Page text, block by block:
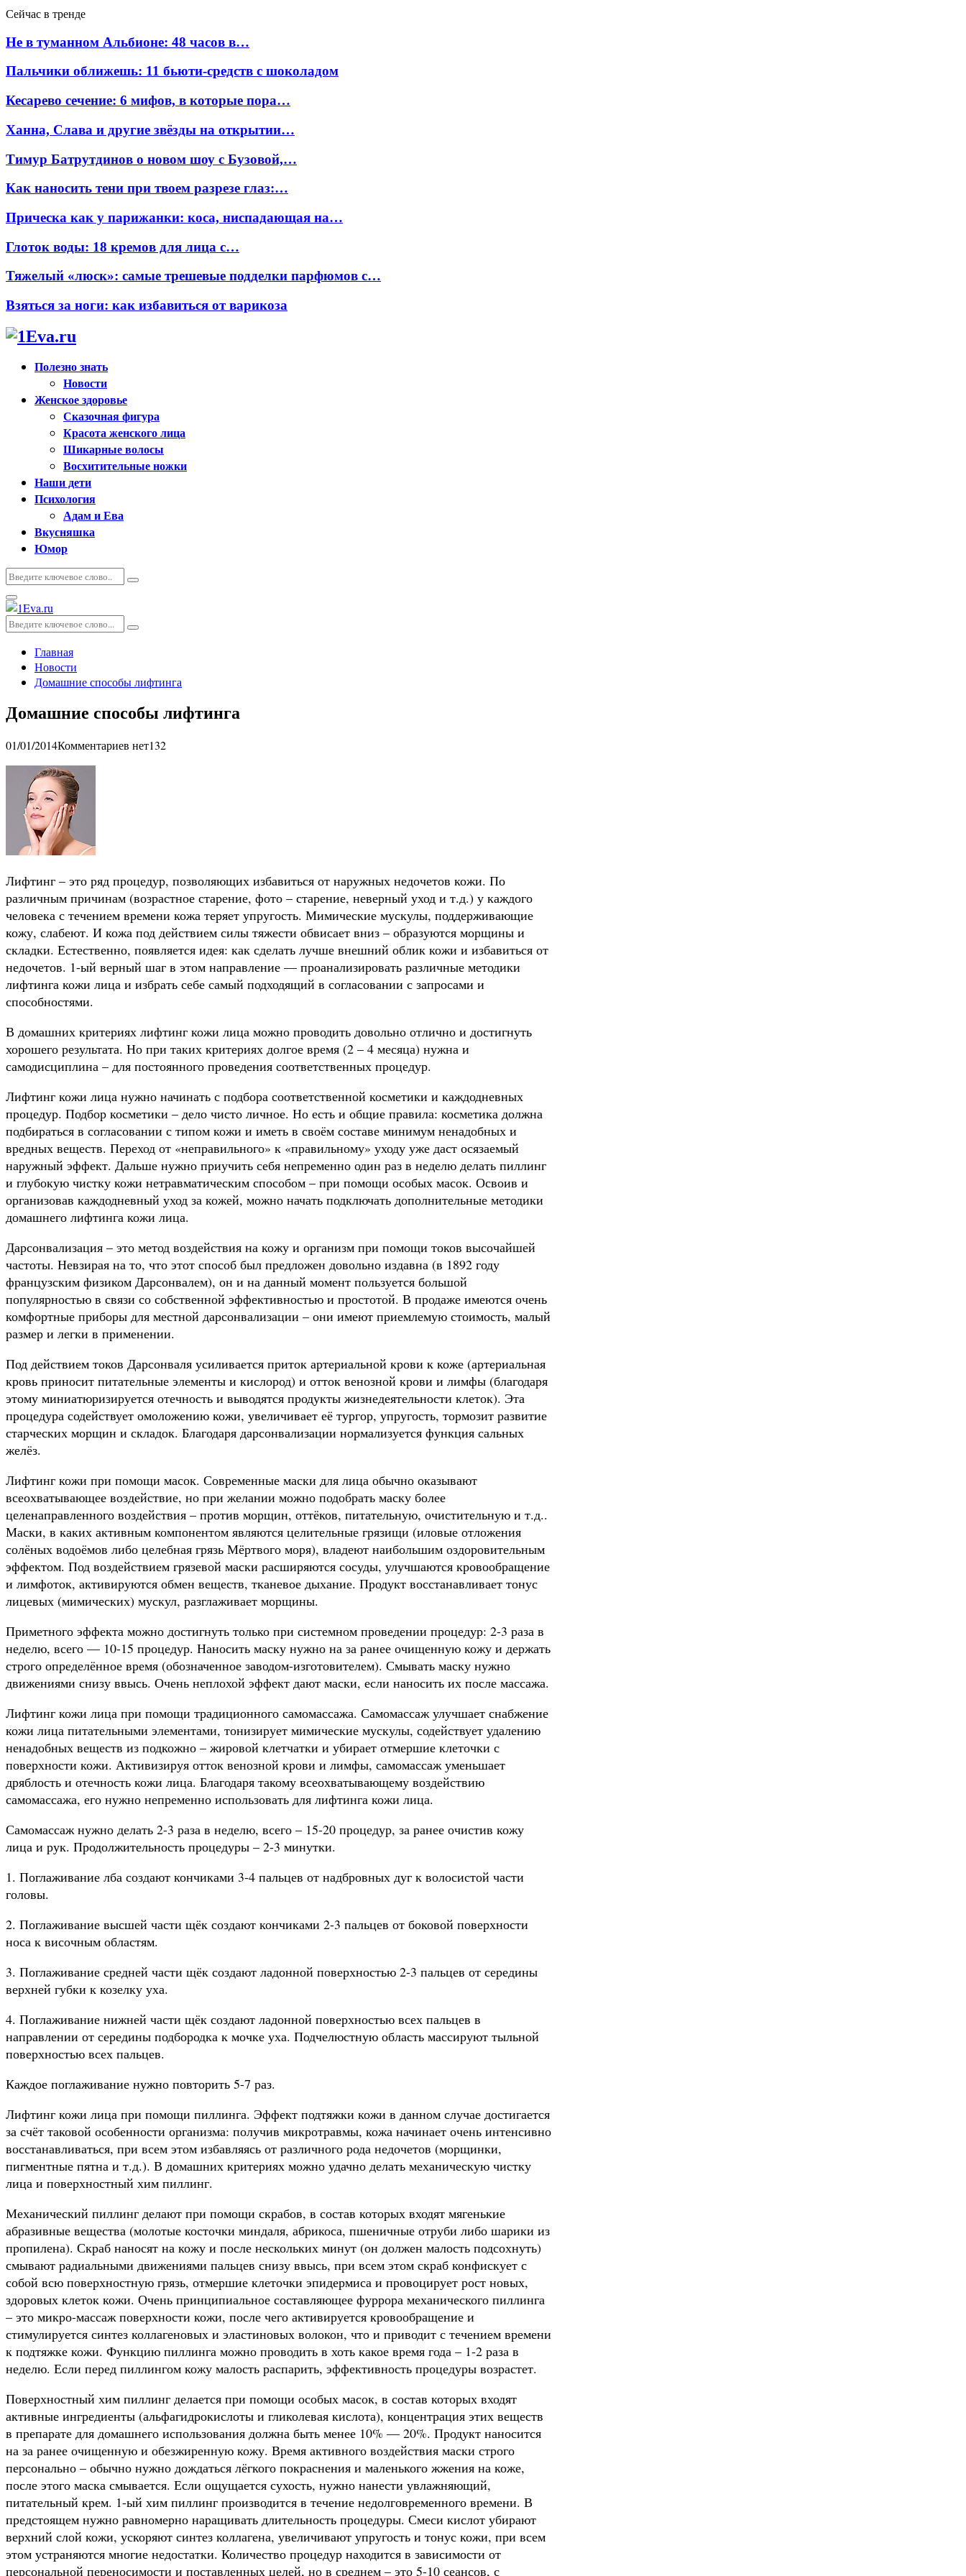
Сейчас в тренде
Не в туманном Альбионе: 48 часов в…
Пальчики оближешь: 11 бьюти-средств с шоколадом
Кесарево сечение: 6 мифов, в которые пора…
Ханна, Слава и другие звёзды на открытии…
Тимур Батрутдинов о новом шоу с Бузовой,…
Как наносить тени при твоем разрезе глаз:…
Прическа как у парижанки: коса, ниспадающая на…
Глоток воды: 18 кремов для лица с…
Тяжелый «люск»: самые трешевые подделки парфюмов с…
Взяться за ноги: как избавиться от варикоза
Полезно знать
Новости
Женское здоровье
Сказочная фигура
Красота женского лица
Шикарные волосы
Восхитительные ножки
Наши дети
Психология
Адам и Ева
Вкусняшка
Юмор
Искать:
Поиск
Основное
меню
Искать:
Поиск
Главная
Новости
Домашние способы лифтинга
Домашние способы лифтинга
01/01/2014Комментариев нет132
Лифтинг – это ряд процедур, позволяющих избавиться от наружных недочетов кожи. По
различным причинам (возрастное старение, фото – старение, неверный уход и т.д.) у каждого
человека с течением времени кожа теряет упругость. Мимические мускулы, поддерживающие
кожу, слабеют. И кожа под действием силы тяжести обвисает вниз – образуются морщины и
складки. Естественно, появляется идея: как сделать лучше внешний облик кожи и избавиться от
недочетов. 1-ый верный шаг в этом направление — проанализировать различные методики
лифтинга кожи лица и избрать себе самый подходящий в согласовании с запросами и
способностями.
В домашних критериях лифтинг кожи лица можно проводить довольно отлично и достигнуть
хорошего результата. Но при таких критериях долгое время (2 – 4 месяца) нужна и
самодисциплина – для постоянного проведения соответственных процедур.
Лифтинг кожи лица нужно начинать с подбора соответственной косметики и каждодневных
процедур. Подбор косметики – дело чисто личное. Но есть и общие правила: косметика должна
подбираться в согласовании с типом кожи и иметь в своём составе минимум ненадобных и
вредных веществ. Переход от «неправильного» к «правильному» уходу уже даст осязаемый
наружный эффект. Дальше нужно приучить себя непременно один раз в неделю делать пиллинг
и глубокую чистку кожи нетравматическим способом – при помощи особых масок. Освоив и
организовав каждодневный уход за кожей, можно начать подключать дополнительные методики
домашнего лифтинга кожи лица.
Дарсонвализация – это метод воздействия на кожу и организм при помощи токов высочайшей
частоты. Невзирая на то, что этот способ был предложен довольно издавна (в 1892 году
французским физиком Дарсонвалем), он и на данный момент пользуется большой
популярностью в связи со собственной эффективностью и простотой. В продаже имеются очень
комфортные приборы для местной дарсонвализации – они имеют приемлемую стоимость, малый
размер и легки в применении.
Под действием токов Дарсонваля усиливается приток артериальной крови к коже (артериальная
кровь приносит питательные элементы и кислород) и отток венозной крови и лимфы (благодаря
этому миниатюризируется отечность и выводятся продукты жизнедеятельности клеток). Эта
процедура содействует омоложению кожи, увеличивает её тургор, упругость, тормозит развитие
старческих морщин и складок. Благодаря дарсонвализации нормализуется функция сальных
желёз.
Лифтинг кожи при помощи масок. Современные маски для лица обычно оказывают
всеохватывающее воздействие, но при желании можно подобрать маску более
целенаправленного воздействия – против морщин, оттёков, питательную, очистительную и т.д..
Маски, в каких активным компонентом являются целительные грязищи (иловые отложения
солёных водоёмов либо целебная грязь Мёртвого моря), владеют наибольшим оздоровительным
эффектом. Под воздействием грязевой маски расширяются сосуды, улучшаются кровообращение
и лимфоток, активируются обмен веществ, тканевое дыхание. Продукт восстанавливает тонус
лицевых (мимических) мускул, разглаживает морщины.
Приметного эффекта можно достигнуть только при системном проведении процедур: 2-3 раза в
неделю, всего — 10-15 процедур. Наносить маску нужно на за ранее очищенную кожу и держать
строго определённое время (обозначенное заводом-изготовителем). Смывать маску нужно
движениями снизу ввысь. Очень неплохой эффект дают маски, если наносить их после массажа.
Лифтинг кожи лица при помощи традиционного самомассажа. Самомассаж улучшает снабжение
кожи лица питательными элементами, тонизирует мимические мускулы, содействует удалению
ненадобных веществ из подкожно – жировой клетчатки и убирает отмершие клеточки с
поверхности кожи. Активизируя отток венозной крови и лимфы, самомассаж уменьшает
дряблость и отечность кожи лица. Благодаря такому всеохватывающему воздействию
самомассажа, его нужно непременно использовать для лифтинга кожи лица.
Самомассаж нужно делать 2-3 раза в неделю, всего – 15-20 процедур, за ранее очистив кожу
лица и рук. Продолжительность процедуры – 2-3 минутки.
1. Поглаживание лба создают кончиками 3-4 пальцев от надбровных дуг к волосистой части
головы.
2. Поглаживание высшей части щёк создают кончиками 2-3 пальцев от боковой поверхности
носа к височным областям.
3. Поглаживание средней части щёк создают ладонной поверхностью 2-3 пальцев от середины
верхней губки к козелку уха.
4. Поглаживание нижней части щёк создают ладонной поверхностью всех пальцев в
направлении от середины подбородка к мочке уха. Подчелюстную область массируют тыльной
поверхностью всех пальцев.
Каждое поглаживание нужно повторить 5-7 раз.
Лифтинг кожи лица при помощи пиллинга. Эффект подтяжки кожи в данном случае достигается
за счёт таковой особенности организма: получив микротравмы, кожа начинает очень интенсивно
восстанавливаться, при всем этом избавляясь от различного рода недочетов (морщинки,
пигментные пятна и т.д.). В домашних критериях можно удачно делать механическую чистку
лица и поверхностный хим пиллинг.
Механический пиллинг делают при помощи скрабов, в состав которых входят мягенькие
абразивные вещества (молотые косточки миндаля, абрикоса, пшеничные отруби либо шарики из
пропилена). Скраб наносят на кожу и после нескольких минут (он должен малость подсохнуть)
смывают радиальными движениями пальцев снизу ввысь, при всем этом скраб конфискует с
собой всю поверхностную грязь, отмершие клеточки эпидермиса и провоцирует рост новых,
здоровых клеток кожи. Очень принципиальное составляющее фуррора механического пиллинга
– это микро-массаж поверхности кожи, после чего активируется кровообращение и
стимулируется синтез коллагеновых и эластиновых волокон, что и приводит с течением времени
к подтяжке кожи. Функцию пиллинга можно проводить в хоть какое время года – 1-2 раза в
неделю. Если перед пиллингом кожу малость распарить, эффективность процедуры возрастет.
Поверхностный хим пиллинг делается при помощи особых масок, в состав которых входят
активные ингредиенты (альфагидрокислоты и гликолевая кислота), концентрация этих веществ
в препарате для домашнего использования должна быть менее 10% — 20%. Продукт наносится
на за ранее очищенную и обезжиренную кожу. Время активного воздействия маски строго
персонально – обычно нужно дождаться лёгкого покраснения и маленького жжения на коже,
после этого маска смывается. Если ощущается сухость, нужно нанести увлажняющий,
питательный крем. 1-ый хим пиллинг производится в течение недолговременного времени. В
предстоящем нужно равномерно наращивать длительность процедуры. Смеси кислот убирают
верхний слой кожи, ускоряют синтез коллагена, увеличивают упругость и тонус кожи, при всем
этом устраняются многие недостатки. Количество процедур находится в зависимости от
персональной переносимости и поставленных целей, но в среднем – это 5-10 сеансов, с